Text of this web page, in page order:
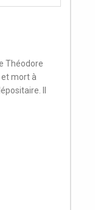
Théodore
et mort à
Il